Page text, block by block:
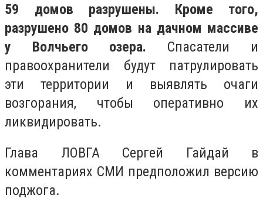
59 домов разрушены. Кроме того,
разрушено 80 домов на дачном массиве
у Волчьего озера. Спасатели и
правоохранители будут патрулировать
эти территории и выявлять очаги
возгорания, чтобы оперативно их
ликвидировать.
Глава ЛОВГА Сергей Гайдай в
комментариях СМИ предположил версию
поджога.